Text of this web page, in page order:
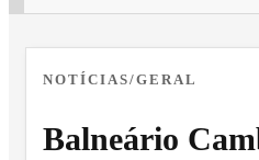
NOTÍCIAS/GERAL
Balneário